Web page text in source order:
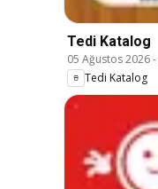
Tedi Katalog
05 Ağustos 2026-
Tedi Katalog